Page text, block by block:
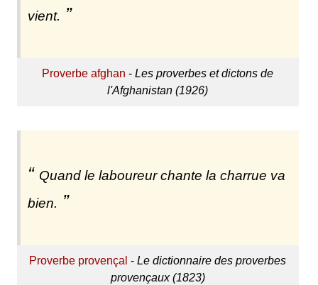
vient.
Proverbe afghan -Les proverbes et dictons de
l'Afghanistan (1926)
Quand le laboureur chante la charrue va
bien.
Proverbe provençal -Le dictionnaire des proverbes
provençaux (1823)